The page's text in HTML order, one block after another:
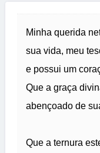
Minha querida
sua vida, meu
e possui um
Que a graça
abençoado de
Que a ternura